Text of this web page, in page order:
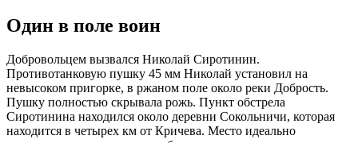
Один в поле воин
Добровольцем вызвался Николай Сиротинин.
Противотанковую пушку 45 мм Николай установил на
невысоком пригорке, в ржаном поле около реки Добрость.
Пушку полностью скрывала рожь. Пункт обстрела
Сиротинина находился около деревни Сокольничи, которая
находится в четырех км от Кричева. Место идеально